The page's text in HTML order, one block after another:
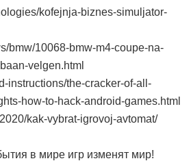
kofejnja-biznes-simuljator-
bmw/10068-bmw-m4-coupe-na-
velgen.html
instructions/the-cracker-of-all-
how-to-hack-android-games.html
kak-vybrat-igrovoj-avtomat/
в мире игр изменят мир!